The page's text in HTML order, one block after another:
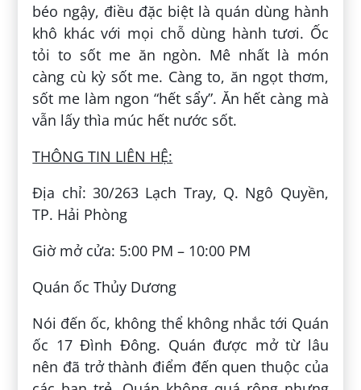
béo ngậy, điều đặc biệt là quán dùng hành
khô khác với mọi chỗ dùng hành tươi. Ốc
tỏi to sốt me ăn ngòn. Mê nhất là món
càng cù kỳ sốt me. Càng to, ăn ngọt thơm,
sốt me làm ngon “hết sẩy”. Ăn hết càng mà
vẫn lấy thìa múc hết nước sốt.
THÔNG TIN LIÊN HỆ:
Địa chỉ: 30/263 Lạch Tray, Q. Ngô Quyền,
TP. Hải Phòng
Giờ mở cửa: 5:00 PM – 10:00 PM
Quán ốc Thủy Dương
Nói đến ốc, không thể không nhắc tới Quán
ốc 17 Đình Đông. Quán được mở từ lâu
nên đã trở thành điểm đến quen thuộc của